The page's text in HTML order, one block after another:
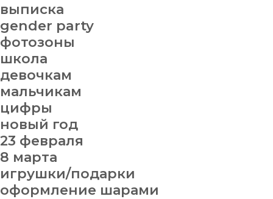
выписка
gender party
фотозоны
школа
девочкам
мальчикам
цифры
новый год
23 февраля
8 марта
игрушки/подарки
оформление шарами